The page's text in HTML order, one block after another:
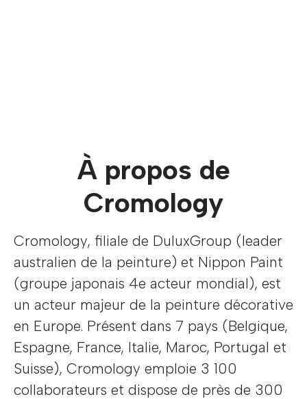
À propos de
Cromology
Cromology, filiale de DuluxGroup (leader
australien de la peinture) et Nippon Paint
(groupe japonais 4e acteur mondial), est
un acteur majeur de la peinture décorative
en Europe. Présent dans 7 pays (Belgique,
Espagne, France, Italie, Maroc, Portugal et
Suisse), Cromology emploie 3 100
collaborateurs et dispose de près de 300